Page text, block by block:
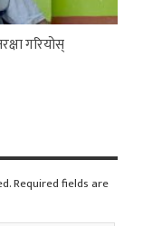
गरियोस्
Required fields are